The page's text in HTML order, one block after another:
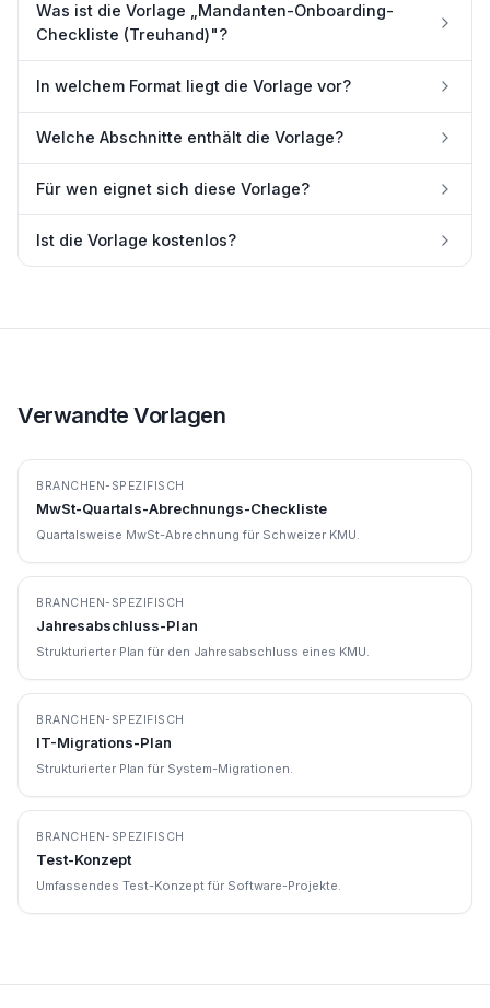
Was ist die Vorlage „Mandanten-Onboarding-
Checkliste (Treuhand)"?
In welchem Format liegt die Vorlage vor?
Welche Abschnitte enthält die Vorlage?
Für wen eignet sich diese Vorlage?
Ist die Vorlage kostenlos?
Verwandte Vorlagen
BRANCHEN-SPEZIFISCH
MwSt-Quartals-Abrechnungs-Checkliste
Quartalsweise MwSt-Abrechnung für Schweizer KMU.
BRANCHEN-SPEZIFISCH
Jahresabschluss-Plan
Strukturierter Plan für den Jahresabschluss eines KMU.
BRANCHEN-SPEZIFISCH
IT-Migrations-Plan
Strukturierter Plan für System-Migrationen.
BRANCHEN-SPEZIFISCH
Test-Konzept
Umfassendes Test-Konzept für Software-Projekte.